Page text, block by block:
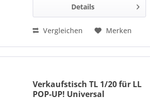
Details
Vergleichen Merken
Verkaufstisch TL 1/20 für LL
POP-UP! Universal